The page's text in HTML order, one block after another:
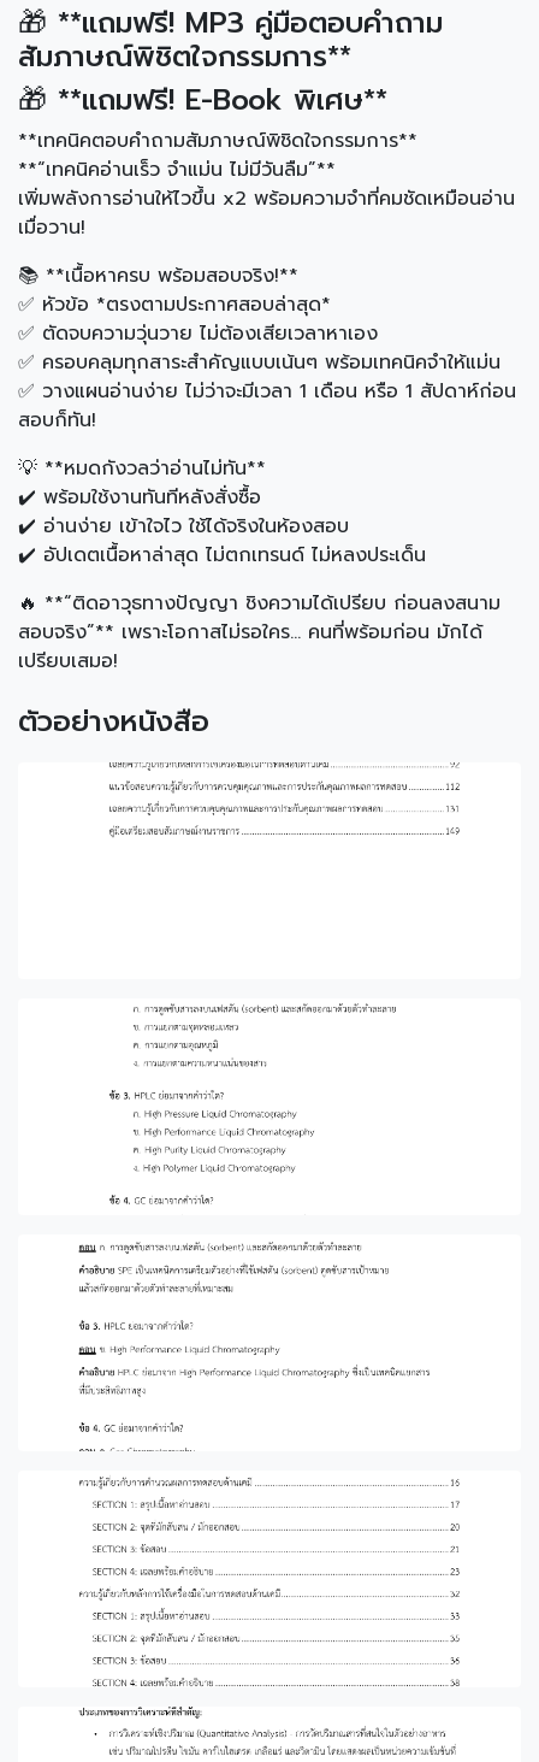
🎁 **แถมฟรี! MP3 คู่มือตอบคำถาม
สัมภาษณ์พิชิตใจกรรมการ**
🎁 **แถมฟรี! E-Book พิเศษ**
**เทคนิคตอบคำถามสัมภาษณ์พิชิดใจกรรมการ**
**“เทคนิคอ่านเร็ว จำแม่น ไม่มีวันลืม”**
เพิ่มพลังการอ่านให้ไวขึ้น x2 พร้อมความจำที่คมชัดเหมือนอ่าน
เมื่อวาน!
📚 **เนื้อหาครบ พร้อมสอบจริง!**
✅ หัวข้อ *ตรงตามประกาศสอบล่าสุด*
✅ ตัดจบความวุ่นวาย ไม่ต้องเสียเวลาหาเอง
✅ ครอบคลุมทุกสาระสำคัญแบบเน้นๆ พร้อมเทคนิคจำให้แม่น
✅ วางแผนอ่านง่าย ไม่ว่าจะมีเวลา 1 เดือน หรือ 1 สัปดาห์ก่อน
สอบก็ทัน!
💡 **หมดกังวลว่าอ่านไม่ทัน**
✔️ พร้อมใช้งานทันทีหลังสั่งซื้อ
✔️ อ่านง่าย เข้าใจไว ใช้ได้จริงในห้องสอบ
✔️ อัปเดตเนื้อหาล่าสุด ไม่ตกเทรนด์ ไม่หลงประเด็น
🔥 **“ติดอาวุธทางปัญญา ชิงความได้เปรียบ ก่อนลงสนาม
สอบจริง”** เพราะโอกาสไม่รอใคร… คนที่พร้อมก่อน มักได้
เปรียบเสมอ!
ตัวอย่างหนังสือ